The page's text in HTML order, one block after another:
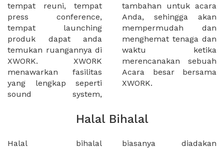
tempat reuni, tempat
press conference,
tempat launching
produk dapat anda
temukan ruangannya di
XWORK. XWORK
menawarkan fasilitas
yang lengkap seperti
sound system,
tambahan untuk acara
Anda, sehingga akan
mempermudah dan
menghemat tenaga dan
waktu ketika
merencanakan sebuah
Acara besar bersama
XWORK.
Halal Bihalal
Halal bihalal
biasanya diadakan